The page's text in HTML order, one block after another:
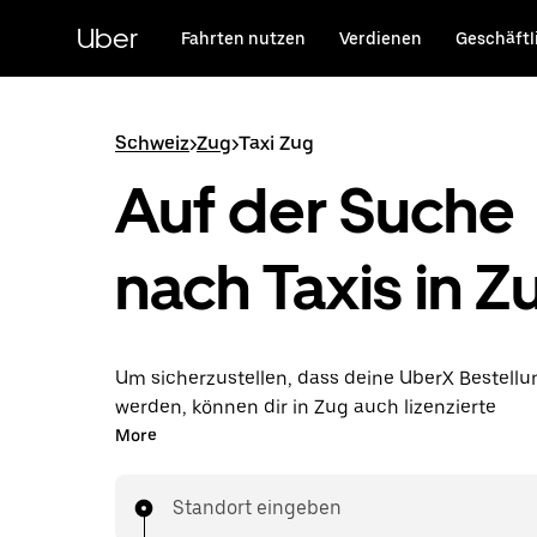
HauptinhaltUber Fahrten nutzen Verdienen
Schweiz>Zug>Taxi Zug
Auf der Suche
nach Taxis in
Um sicherzustellen, dass deine UberX
werden, können dir in Zug auch lizenzierte
Taxifahrer*innen zugewiesen werden. In
dieselben erschwinglichen Preise, die du von
kennst, während du mit einem Taxi an dein Ziel
More
Standort eingeben